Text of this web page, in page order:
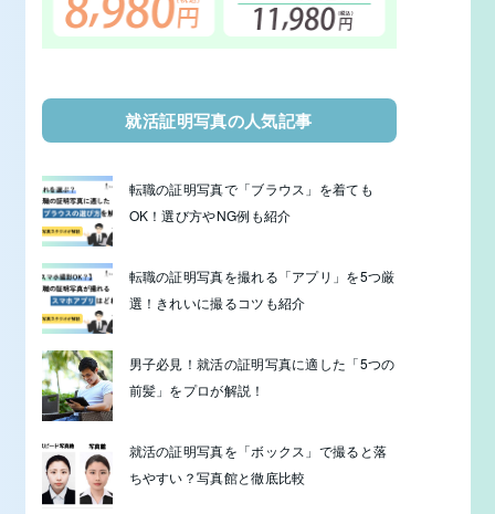
就活証明写真の人気記事
転職の証明写真で「ブラウス」を着ても
OK！選び方やNG例も紹介
転職の証明写真を撮れる「アプリ」を5つ厳
選！きれいに撮るコツも紹介
男子必見！就活の証明写真に適した「5つの
前髪」をプロが解説！
就活の証明写真を「ボックス」で撮ると落
ちやすい？写真館と徹底比較